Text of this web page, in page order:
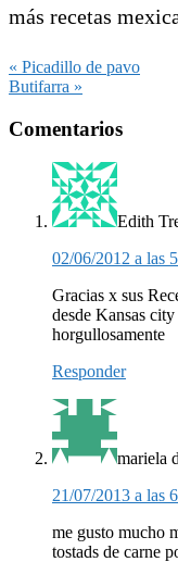
más recetas
Entrada
anterior:
« Picadillo de pavo
Siguiente
Butifarra »
con
lectores
Comentarios
Edith
02/06/2012 a las
Gracias x sus
desde Kansas
horgullosamente
Responder
mariela
21/07/2013 a las
me gusto mucho
tostads de carne